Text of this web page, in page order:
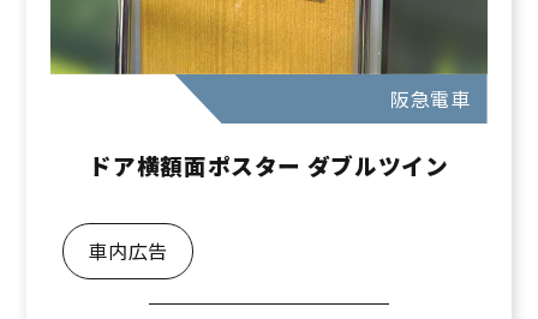
阪急電車
ドア横額面ポスター ダブルツイン
車内広告